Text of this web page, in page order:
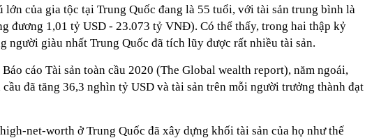
lớn của gia tộc tại Trung Quốc đang là 55 tuổi, với tài sản trung bình là
đương 1,01 tỷ USD - 23.073 tỷ VNĐ). Có thể thấy, trong hai thập kỷ
người giàu nhất Trung Quốc đã tích lũy được rất nhiều tài sản.
cáo Tài sản toàn cầu 2020 (The Global wealth report), năm ngoái,
cầu đã tăng 36,3 nghìn tỷ USD và tài sản trên mỗi người trưởng thành đạt
net-worth ở Trung Quốc đã xây dựng khối tài sản của họ như thế